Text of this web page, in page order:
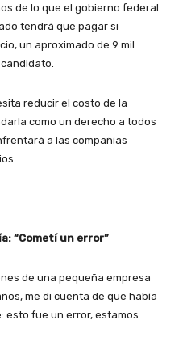
de lo que el gobierno federal
tendrá que pagar si
un aproximado de 9 mil
reducir el costo de la
como un derecho a todos
a las compañías
“Cometí un error”
de una pequeña empresa
me di cuenta de que había
esto fue un error, estamos